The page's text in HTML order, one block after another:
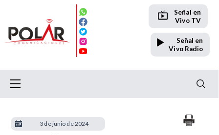
Señal en
Vivo TV
Señal en
Vivo Radio
3 de junio de 2024